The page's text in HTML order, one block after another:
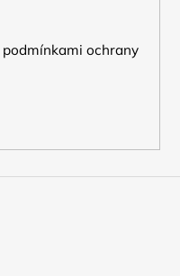
podmínkami ochrany